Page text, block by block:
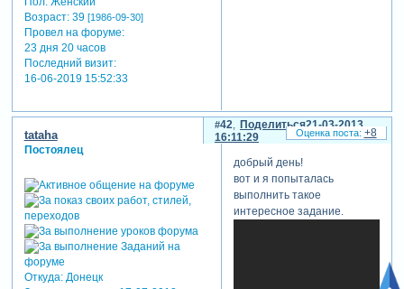
Возраст:39 [1986-09-30]
Провел на форуме:
23 дня 20 часов
Последний визит:
16-06-2019 15:52:33
Поделиться
42
21-03-2013
16:11:29
tataha
Постоялец
Откуда:Донецк
добрый день!
вот и я попыталась
выполнить такое
интересное задание.
+8